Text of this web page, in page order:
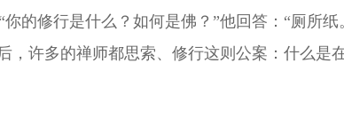
的修行是什么？如何是佛？”他回答：“厕所纸
，许多的禅师都思索、修行这则公案：什么是